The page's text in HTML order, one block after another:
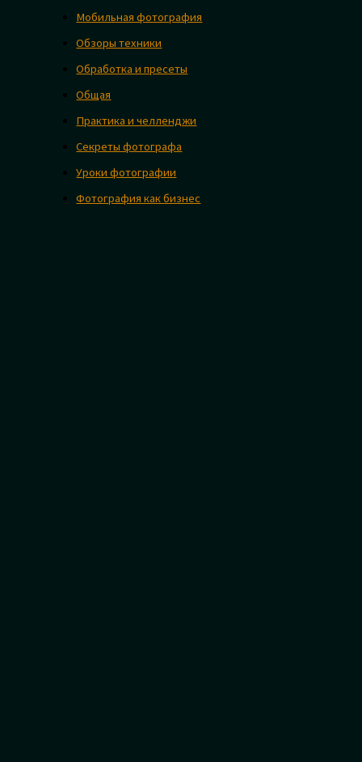
Мобильная фотография
Обзоры техники
Обработка и пресеты
Общая
Практика и челленджи
Секреты фотографа
Уроки фотографии
Фотография как бизнес